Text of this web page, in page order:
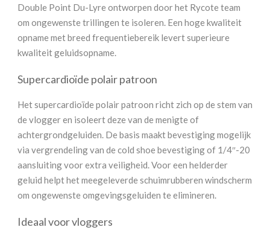
Double Point Du-Lyre ontworpen door het Rycote team
om ongewenste trillingen te isoleren. Een hoge kwaliteit
opname met breed frequentiebereik levert superieure
kwaliteit geluidsopname.
Supercardioïde polair patroon
Het supercardioïde polair patroon richt zich op de stem van
de vlogger en isoleert deze van de menigte of
achtergrondgeluiden. De basis maakt bevestiging mogelijk
via vergrendeling van de cold shoe bevestiging of 1/4″-20
aansluiting voor extra veiligheid. Voor een helderder
geluid helpt het meegeleverde schuimrubberen windscherm
om ongewenste omgevingsgeluiden te elimineren.
Ideaal voor vloggers